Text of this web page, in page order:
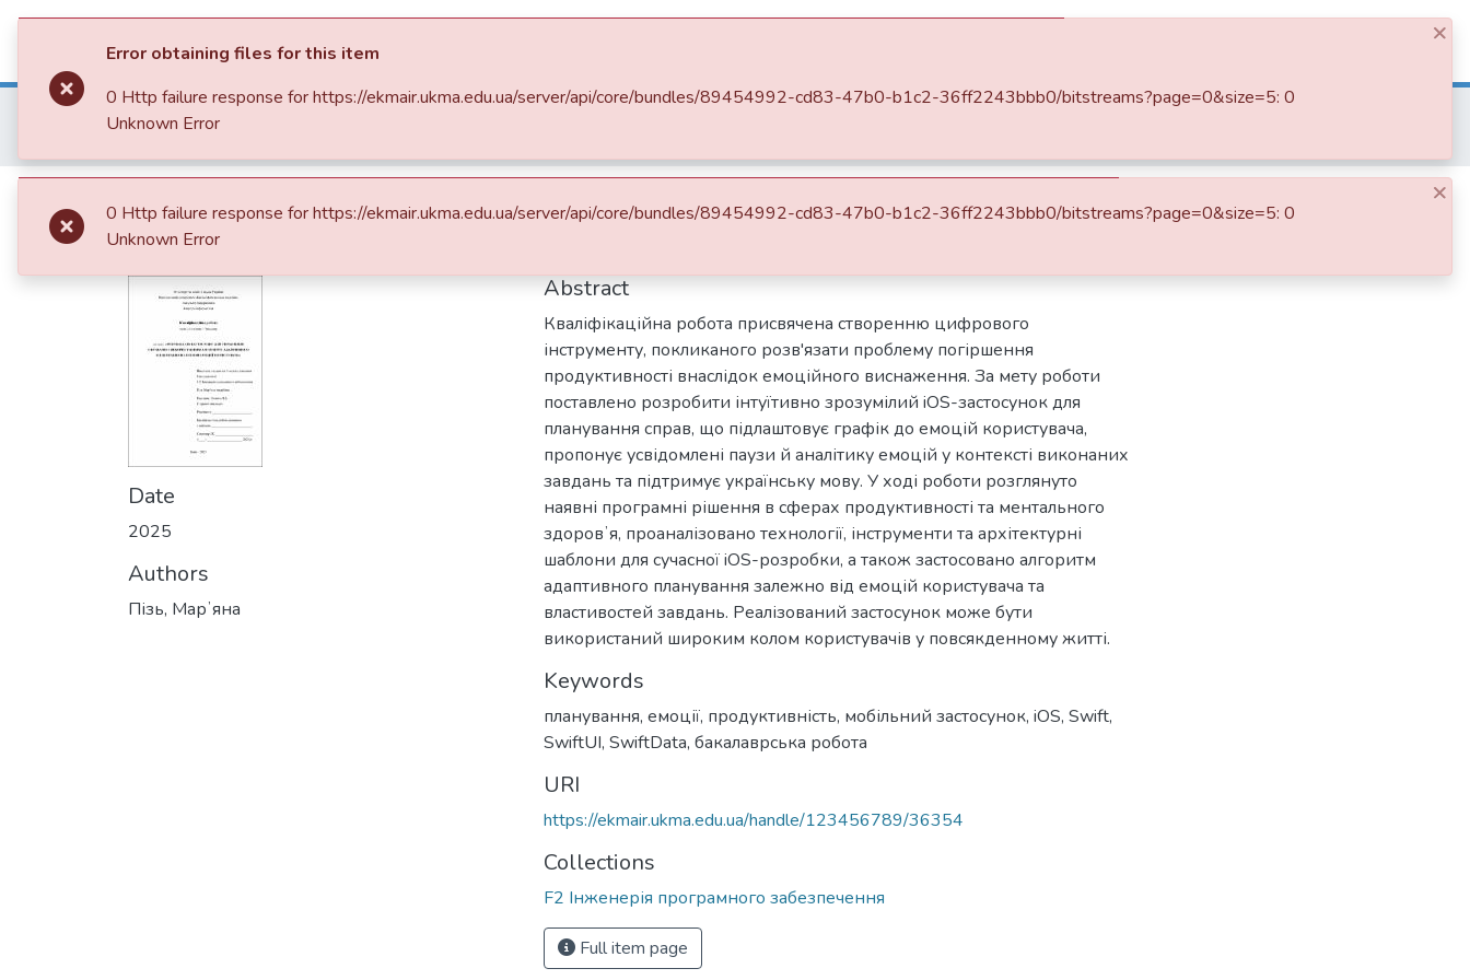
Communities & Collections
Home 014. Роботи студентів
Розробка iOS-застосунку для управління справами з використанням
алгоритму адаптивного планування на основі емоцій користувача
Date
2025
Authors
Пізь, Марʼяна
Abstract
Кваліфікаційна робота присвячена створенню цифрового
інструменту, покликаного розв'язати проблему погіршення
продуктивності внаслідок емоційного виснаження. За мету роботи
поставлено розробити інтуїтивно зрозумілий iOS-застосунок для
планування справ, що підлаштовує графік до емоцій користувача,
пропонує усвідомлені паузи й аналітику емоцій у контексті виконаних
завдань та підтримує українську мову. У ході роботи розглянуто
наявні програмні рішення в сферах продуктивності та ментального
здоровʼя, проаналізовано технології, інструменти та архітектурні
шаблони для сучасної iOS-розробки, а також застосовано алгоритм
адаптивного планування залежно від емоцій користувача та
властивостей завдань. Реалізований застосунок може бути
використаний широким колом користувачів у повсякденному житті.
Keywords
планування, емоції, продуктивність, мобільний застосунок, iOS, Swift,
SwiftUI, SwiftData, бакалаврська робота
URI
https://ekmair.ukma.edu.ua/handle/123456789/36354
Collections
F2 Інженерія програмного забезпечення
Full item page
×
Error obtaining files for this item
0 Http failure response for https://ekmair.ukma.edu.ua/server/api/core/bundles/89454992-cd83-47b0-b1c2-36ff2243bbb0/bitstreams?page=0&size=5: 0
Unknown Error
×
0 Http failure response for https://ekmair.ukma.edu.ua/server/api/core/bundles/89454992-cd83-47b0-b1c2-36ff2243bbb0/bitstreams?page=0&size=5: 0
Unknown Error